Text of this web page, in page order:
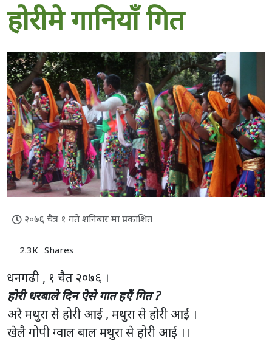
हाेरीमे गानियाँ गित
२०७६ चैत्र १ गते शनिबार मा प्रकाशित
2.3K Shares
धनगढी , १ चैत २०७६ ।
होरी धरबाले दिन ऐसे गात हएँ गित ?
अरे मथुरा से होरी आई , मथुरा से होरी आई ।
खेलै गोपी ग्वाल बाल मथुरा से होरी आई ।।